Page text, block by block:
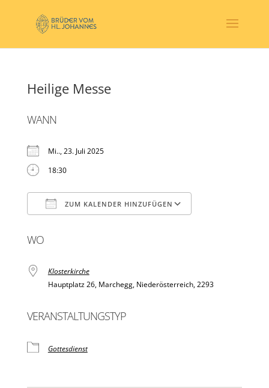
Heilige Messe
WANN
Mi.., 23. Juli 2025
18:30
ZUM KALENDER HINZUFÜGEN
WO
Klosterkirche
Hauptplatz 26, Marchegg, Niederösterreich, 2293
VERANSTALTUNGSTYP
Gottesdienst